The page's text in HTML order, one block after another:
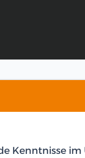
Kenntnisse